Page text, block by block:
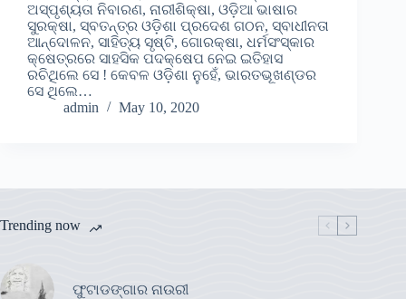
ଅସ୍ପୃଶ୍ୟତା ନିବାରଣ, ନାରୀଶିକ୍ଷା, ଓଡ଼ିଆ ଭାଷାର
ସୁରକ୍ଷା, ସ୍ବତନ୍ତ୍ର ଓଡ଼ିଶା ପ୍ରଦେଶ ଗଠନ, ସ୍ବାଧୀନତା
ଆନ୍ଦୋଳନ, ସାହିତ୍ୟ ସୃଷ୍ଟି, ଗୋରକ୍ଷା, ଧର୍ମସଂସ୍କାର
କ୍ଷେତ୍ରରେ ସାହସିକ ପଦକ୍ଷେପ ନେଇ ଇତିହାସ
ରଚିଥିଲେ ସେ ! କେବଳ ଓଡ଼ିଶା ନୁହେଁ, ଭାରତଭୂଖଣ୍ଡର
ସେ ଥିଲେ…
admin
May 10, 2020
Trending now
ଫୁଟାଡଙ୍ଗାର ନାଉରୀ